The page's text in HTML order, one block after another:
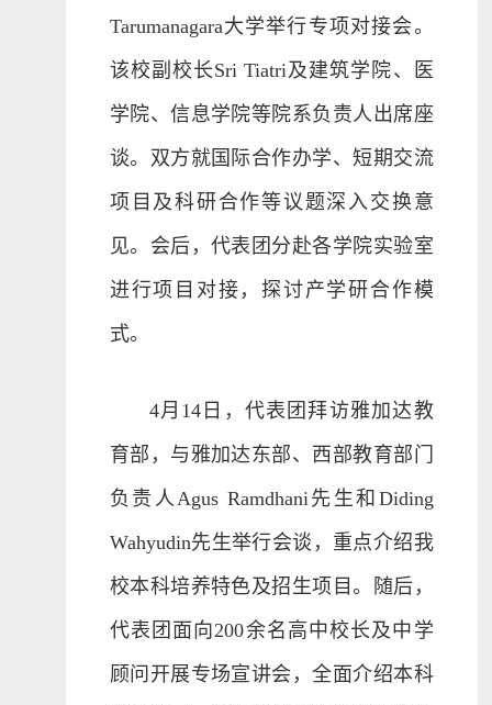
Tarumanagara大学举行专项对接会。
该校副校长Sri Tiatri及建筑学院、医
学院、信息学院等院系负责人出席座
谈。双方就国际合作办学、短期交流
项目及科研合作等议题深入交换意
见。会后，代表团分赴各学院实验室
进行项目对接，探讨产学研合作模
式。
4月14日，代表团拜访雅加达教
育部，与雅加达东部、西部教育部门
负责人Agus Ramdhani先生和Diding
Wahyudin先生举行会谈，重点介绍我
校本科培养特色及招生项目。随后，
代表团面向200余名高中校长及中学
顾问开展专场宣讲会，全面介绍本科